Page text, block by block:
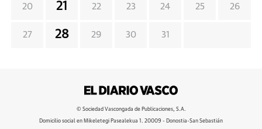
20 21 22 23 24 25 26
27 28 29 30 31
© Sociedad Vascongada de Publicaciones, S.A.
Domicilio social en Mikeletegi Pasealekua 1. 20009 - Donostia-San Sebastián